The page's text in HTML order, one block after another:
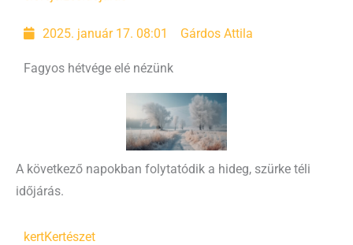
2025. január 17. 08:01 Gárdos Attila
Fagyos hétvége elé nézünk
A következő napokban folytatódik a hideg, szürke téli
időjárás.
kertKertészet